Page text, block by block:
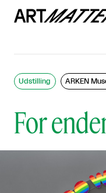
For
Udstilling ARKEN